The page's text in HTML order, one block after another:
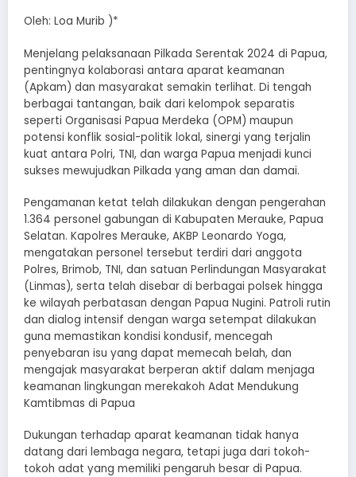
Oleh: Loa Murib )*
Menjelang pelaksanaan Pilkada Serentak 2024 di Papua,
pentingnya kolaborasi antara aparat keamanan
(Apkam) dan masyarakat semakin terlihat. Di tengah
berbagai tantangan, baik dari kelompok separatis
seperti Organisasi Papua Merdeka (OPM) maupun
potensi konflik sosial-politik lokal, sinergi yang terjalin
kuat antara Polri, TNI, dan warga Papua menjadi kunci
sukses mewujudkan Pilkada yang aman dan damai.
Pengamanan ketat telah dilakukan dengan pengerahan
1.364 personel gabungan di Kabupaten Merauke, Papua
Selatan. Kapolres Merauke, AKBP Leonardo Yoga,
mengatakan personel tersebut terdiri dari anggota
Polres, Brimob, TNI, dan satuan Perlindungan Masyarakat
(Linmas), serta telah disebar di berbagai polsek hingga
ke wilayah perbatasan dengan Papua Nugini. Patroli rutin
dan dialog intensif dengan warga setempat dilakukan
guna memastikan kondisi kondusif, mencegah
penyebaran isu yang dapat memecah belah, dan
mengajak masyarakat berperan aktif dalam menjaga
keamanan lingkungan merekakoh Adat Mendukung
Kamtibmas di Papua
Dukungan terhadap aparat keamanan tidak hanya
datang dari lembaga negara, tetapi juga dari tokoh-
tokoh adat yang memiliki pengaruh besar di Papua.